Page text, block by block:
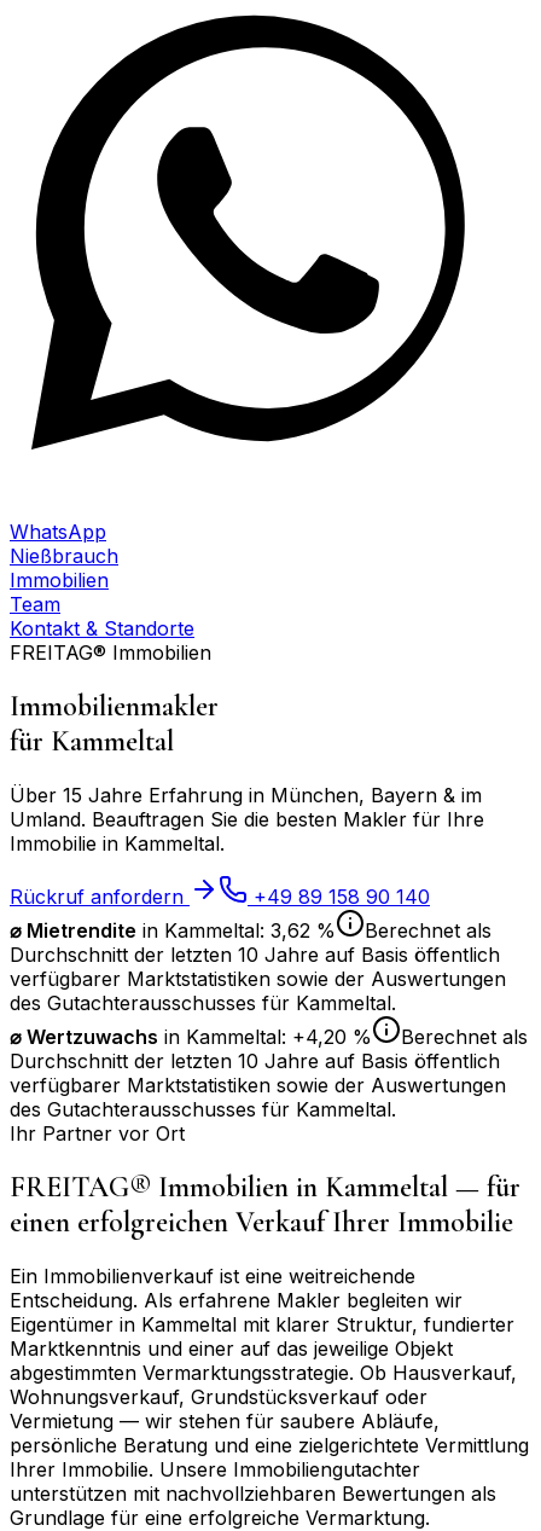
WhatsApp
Nießbrauch
Immobilien
Team
Kontakt & Standorte
FREITAG® Immobilien
Immobilienmakler
für Kammeltal
Über 15 Jahre Erfahrung in München, Bayern & im
Umland. Beauftragen Sie die besten Makler für Ihre
Immobilie in Kammeltal.
Rückruf anfordern
+49 89 158 90 140
⌀ Mietrendite in Kammeltal: 3,62 %
Berechnet als
Durchschnitt der letzten 10 Jahre auf Basis öffentlich
verfügbarer Marktstatistiken sowie der Auswertungen
des Gutachterausschusses für Kammeltal.
⌀ Wertzuwachs in Kammeltal: +4,20 %
Berechnet als
Durchschnitt der letzten 10 Jahre auf Basis öffentlich
verfügbarer Marktstatistiken sowie der Auswertungen
des Gutachterausschusses für Kammeltal.
Ihr Partner vor Ort
FREITAG® Immobilien in Kammeltal — für
einen erfolgreichen Verkauf Ihrer Immobilie
Ein Immobilienverkauf ist eine weitreichende
Entscheidung. Als erfahrene Makler begleiten wir
Eigentümer in Kammeltal mit klarer Struktur, fundierter
Marktkenntnis und einer auf das jeweilige Objekt
abgestimmten Vermarktungsstrategie. Ob Hausverkauf,
Wohnungsverkauf, Grundstücksverkauf oder
Vermietung — wir stehen für saubere Abläufe,
persönliche Beratung und eine zielgerichtete Vermittlung
Ihrer Immobilie. Unsere Immobiliengutachter
unterstützen mit nachvollziehbaren Bewertungen als
Grundlage für eine erfolgreiche Vermarktung.